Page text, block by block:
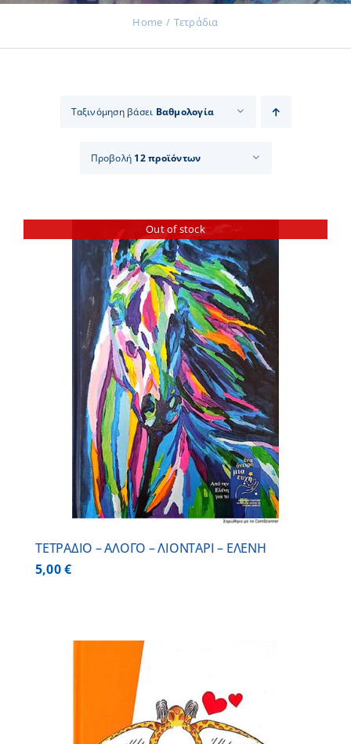
Επικοινωνία
Home Τετράδια
Ταξινόμηση βάσει Βαθμολογία
Προβολή 12 προϊόντων
Out of stock
ΤΕΤΡΑΔΙΟ – ΑΛΟΓΟ – ΛΙΟΝΤΑΡΙ – ΕΛΕΝΗ
5,00€